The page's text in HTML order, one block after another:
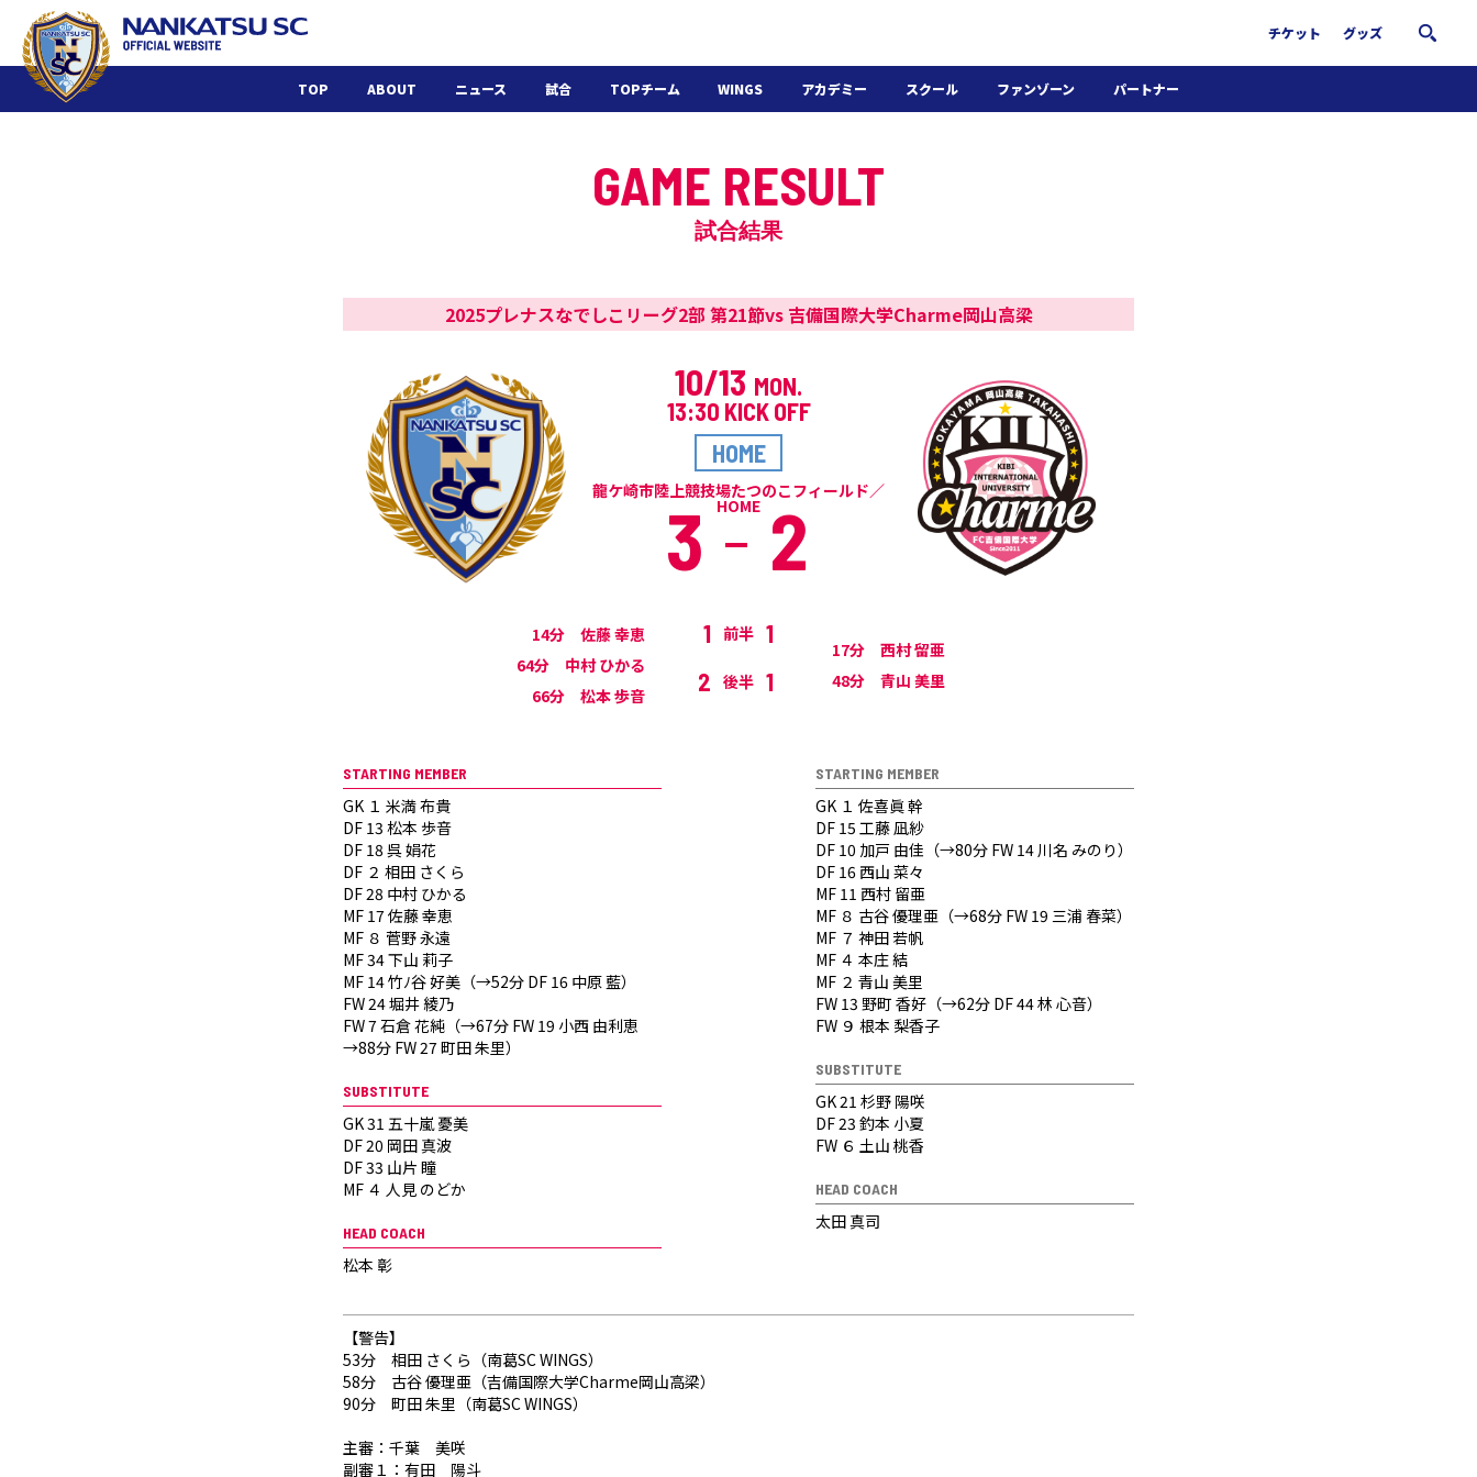
チケット グッズ
TOP ABOUT ニュース 試合 TOPチーム WINGS アカデミー
U-15
施設紹介
WINGSアカデミー
スクール ファンゾーン パートナー
GAME RESULT
試合結果
2025プレナスなでしこリーグ2部 第21節vs 吉備国際大学Charme岡山高梁
10/13 MON.
13:30 KICK OFF
HOME
龍ケ崎市陸上競技場たつのこフィールド／
HOME
3 2
14分 佐藤 幸恵
64分 中村 ひかる
66分 松本 歩音
1 前半 1
17分 西村 留亜
48分 青山 美里
2 後半 1
STARTING MEMBER
GK １ 米満 布貴
DF 13 松本 歩音
DF 18 呉 娟花
DF ２ 相田 さくら
DF 28 中村 ひかる
MF 17 佐藤 幸恵
MF ８ 菅野 永遠
MF 34 下山 莉子
MF 14 竹ﾉ谷 好美（→52分 DF 16 中原 藍）
FW 24 堀井 綾乃
FW 7 石倉 花純（→67分 FW 19 小西 由利恵
→88分 FW 27 町田 朱里）
SUBSTITUTE
GK 31 五十嵐 憂美
DF 20 岡田 真波
DF 33 山片 瞳
MF ４ 人見 のどか
HEAD COACH
松本 彰
STARTING MEMBER
GK １ 佐喜眞 幹
DF 15 工藤 凪紗
DF 10 加戸 由佳（→80分 FW 14 川名 みのり）
DF 16 西山 菜々
MF 11 西村 留亜
MF ８ 古谷 優理亜（→68分 FW 19 三浦 春菜）
MF ７ 神田 若帆
MF ４ 本庄 結
MF ２ 青山 美里
FW 13 野町 香好（→62分 DF 44 林 心音）
FW ９ 根本 梨香子
SUBSTITUTE
GK 21 杉野 陽咲
DF 23 釣本 小夏
FW ６ 土山 桃香
HEAD COACH
太田 真司
【警告】
53分 相田 さくら（南葛SC WINGS）
58分 古谷 優理亜（吉備国際大学Charme岡山高梁）
90分 町田 朱里（南葛SC WINGS）
主審：千葉 美咲
副審１：有田 陽斗